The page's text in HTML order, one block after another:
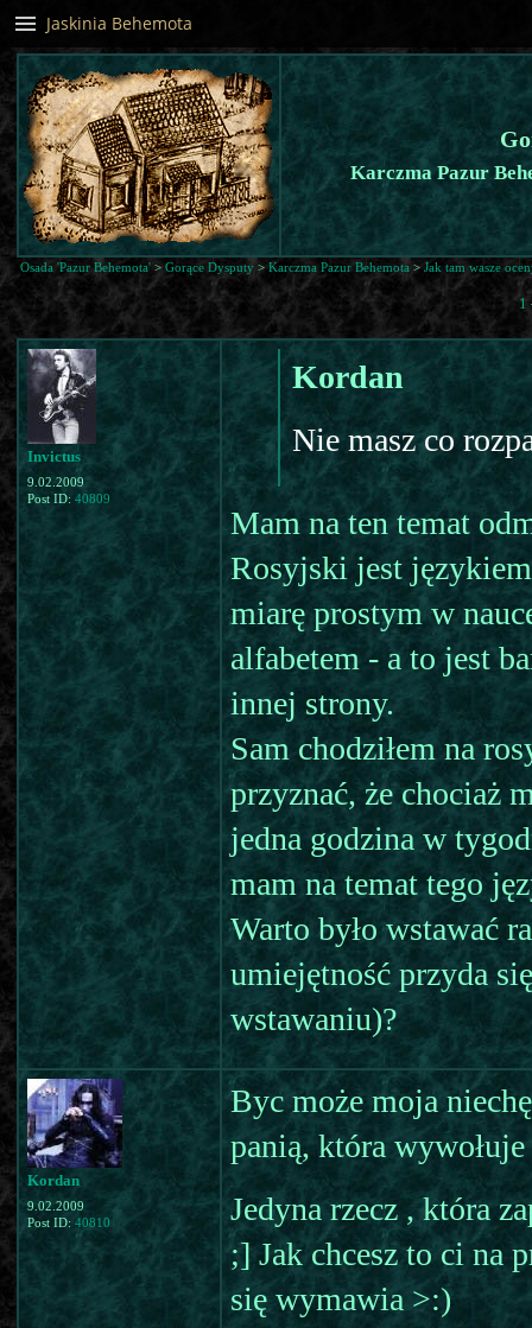
Karczma Pazur
Osada 'Pazur Behemota' > Gorące Dysputy > Karczma Pazur Behemota > Jak tam wasze
1
Invictus
9.02.2009
Post ID: 40809
Kordan
Nie masz co
Mam na ten temat
Rosyjski jest
miarę prostym w
alfabetem - a to jest
innej strony.
Sam chodziłem na
przyznać, że chociaż
jedna godzina w
mam na temat tego
Warto było wstawać
umiejętność przyda
wstawaniu)?
Kordan
9.02.2009
Post ID: 40810
Byc może moja
panią, która
Jedyna rzecz , która
;] Jak chcesz to ci na
się wymawia >:)
Jaskinia Behemota